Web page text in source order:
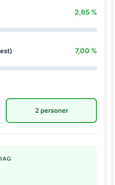
2,65 %
7,00 %
2 personer